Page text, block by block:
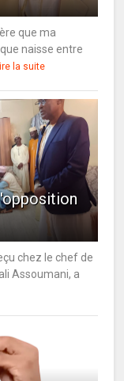
que ma
naisse entre
la suite
chez le chef de
Assoumani, a